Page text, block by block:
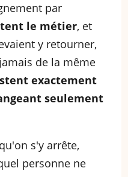
par
le métier, et
y retourner,
de la même
exactement
seulement
s'y arrête,
personne ne